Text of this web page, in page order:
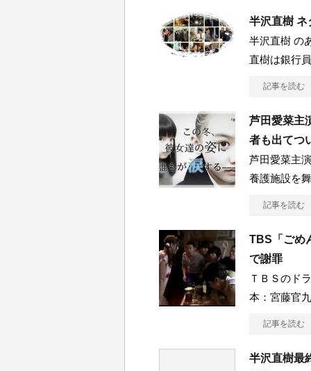
半沢直樹 ネ
半沢直樹 の
直樹は銀行
記事を読む
芦田愛菜主
者も出てつ
芦田愛菜主
養護施設を
記事を読む
TBS「ごめ
で謝罪
ＴＢＳのド
本：宮藤官
記事を読む
半沢直樹最